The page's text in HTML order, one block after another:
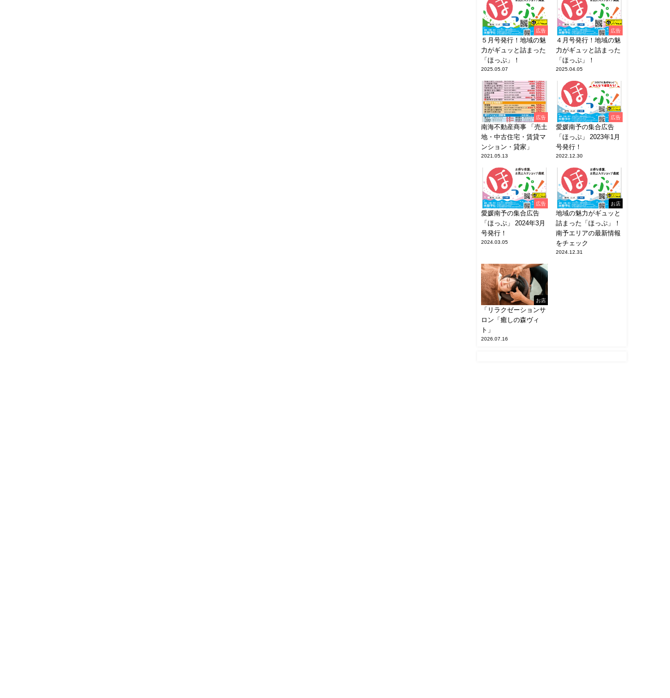
広告
５月号発行！地域の魅
力がギュッと詰まった
「ほっぷ」！
2025.05.07
広告
４月号発行！地域の魅
力がギュッと詰まった
「ほっぷ」！
2025.04.05
広告
南海不動産商事 「売土
地・中古住宅・賃貸マ
ンション・貸家」
2021.05.13
広告
愛媛南予の集合広告
「ほっぷ」 2023年1月
号発行！
2022.12.30
広告
愛媛南予の集合広告
「ほっぷ」 2024年3月
号発行！
2024.03.05
お店
地域の魅力がギュッと
詰まった「ほっぷ」！
南予エリアの最新情報
をチェック
2024.12.31
お店
「リラクゼーションサ
ロン「癒しの森ヴィ
ト」
2026.07.16